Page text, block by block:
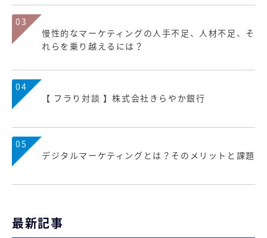
03
慢性的なマーケティングの人手不足、人材不足、そ
れらを乗り越えるには？
04
【 フラり対談 】株式会社きらやか銀行
05
デジタルマーケティングとは？そのメリットと課題
最新記事